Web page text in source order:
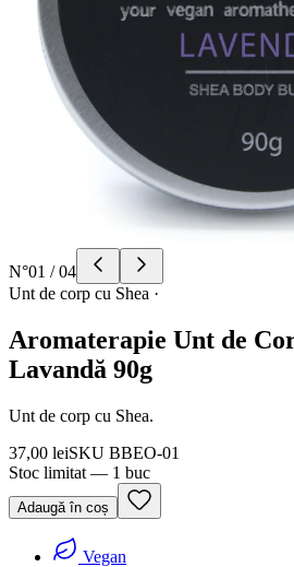
N°01 /04
Unt de corp cu Shea ·
Aromaterapie Unt de
Lavandă 90g
Unt de corp cu Shea.
37,00 leiSKU BBEO-01
Stoc limitat — 1 buc
Adaugă în coș
Vegan